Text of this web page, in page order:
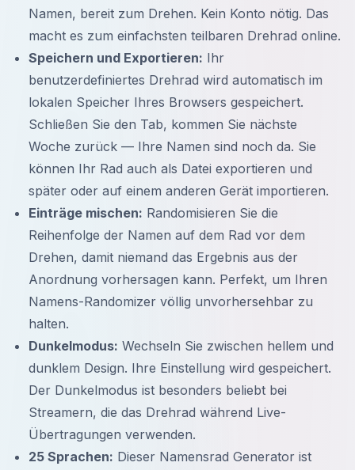
Namen, bereit zum Drehen. Kein Konto nötig. Das
macht es zum einfachsten teilbaren Drehrad online.
Speichern und Exportieren: Ihr
benutzerdefiniertes Drehrad wird automatisch im
lokalen Speicher Ihres Browsers gespeichert.
Schließen Sie den Tab, kommen Sie nächste
Woche zurück — Ihre Namen sind noch da. Sie
können Ihr Rad auch als Datei exportieren und
später oder auf einem anderen Gerät importieren.
Einträge mischen: Randomisieren Sie die
Reihenfolge der Namen auf dem Rad vor dem
Drehen, damit niemand das Ergebnis aus der
Anordnung vorhersagen kann. Perfekt, um Ihren
Namens-Randomizer völlig unvorhersehbar zu
halten.
Dunkelmodus: Wechseln Sie zwischen hellem und
dunklem Design. Ihre Einstellung wird gespeichert.
Der Dunkelmodus ist besonders beliebt bei
Streamern, die das Drehrad während Live-
Übertragungen verwenden.
25 Sprachen: Dieser Namensrad Generator ist